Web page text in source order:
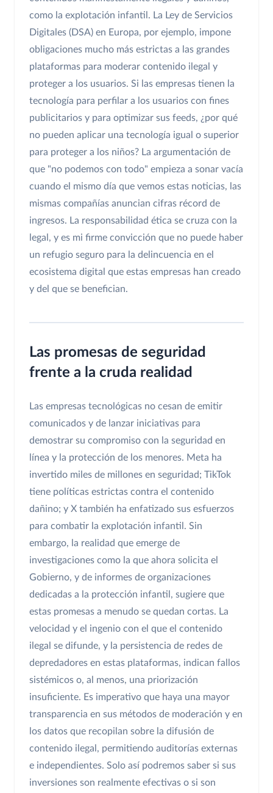
como la explotación infantil. La Ley de Servicios
Digitales (DSA) en Europa, por ejemplo, impone
obligaciones mucho más estrictas a las grandes
plataformas para moderar contenido ilegal y
proteger a los usuarios. Si las empresas tienen la
tecnología para perfilar a los usuarios con fines
publicitarios y para optimizar sus feeds, ¿por qué
no pueden aplicar una tecnología igual o superior
para proteger a los niños? La argumentación de
que "no podemos con todo" empieza a sonar vacía
cuando el mismo día que vemos estas noticias, las
mismas compañías anuncian cifras récord de
ingresos. La responsabilidad ética se cruza con la
legal, y es mi firme convicción que no puede haber
un refugio seguro para la delincuencia en el
ecosistema digital que estas empresas han creado
y del que se benefician.
Las promesas de seguridad
frente a la cruda realidad
Las empresas tecnológicas no cesan de emitir
comunicados y de lanzar iniciativas para
demostrar su compromiso con la seguridad en
línea y la protección de los menores. Meta ha
invertido miles de millones en seguridad; TikTok
tiene políticas estrictas contra el contenido
dañino; y X también ha enfatizado sus esfuerzos
para combatir la explotación infantil. Sin
embargo, la realidad que emerge de
investigaciones como la que ahora solicita el
Gobierno, y de informes de organizaciones
dedicadas a la protección infantil, sugiere que
estas promesas a menudo se quedan cortas. La
velocidad y el ingenio con el que el contenido
ilegal se difunde, y la persistencia de redes de
depredadores en estas plataformas, indican fallos
sistémicos o, al menos, una priorización
insuficiente. Es imperativo que haya una mayor
transparencia en sus métodos de moderación y en
los datos que recopilan sobre la difusión de
contenido ilegal, permitiendo auditorías externas
e independientes. Solo así podremos saber si sus
inversiones son realmente efectivas o si son